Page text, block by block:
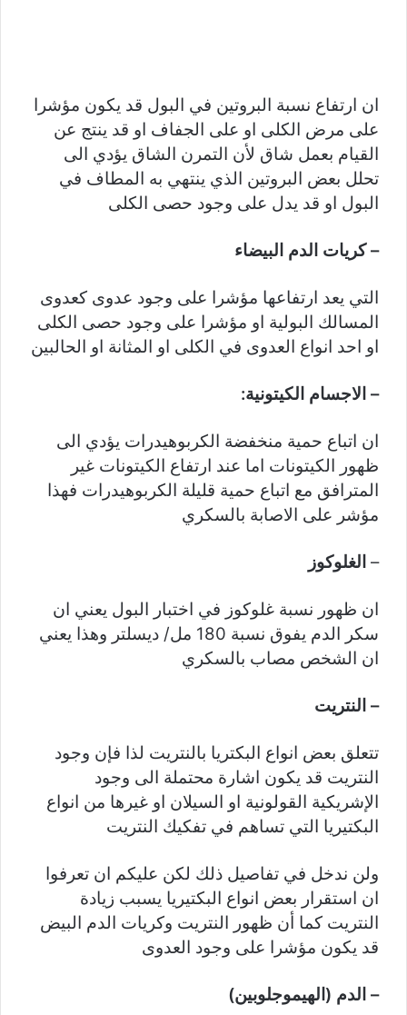
ان ارتفاع نسبة البروتين في البول قد يكون مؤشرا
على مرض الكلى او على الجفاف او قد ينتج عن
القيام بعمل شاق لأن التمرن الشاق يؤدي الى
تحلل بعض البروتين الذي ينتهي به المطاف في
البول او قد يدل على وجود حصى الكلى
– كريات الدم البيضاء
التي يعد ارتفاعها مؤشرا على وجود عدوى كعدوى
المسالك البولية او مؤشرا على وجود حصى الكلى
او احد انواع العدوى في الكلى او المثانة او الحالبين
– الاجسام الكيتونية:
ان اتباع حمية منخفضة الكربوهيدرات يؤدي الى
ظهور الكيتونات اما عند ارتفاع الكيتونات غير
المترافق مع اتباع حمية قليلة الكربوهيدرات فهذا
مؤشر على الاصابة بالسكري
– الغلوكوز
ان ظهور نسبة غلوكوز في اختبار البول يعني ان
سكر الدم يفوق نسبة 180 مل/ ديسلتر وهذا يعني
ان الشخص مصاب بالسكري
– النتريت
تتعلق بعض انواع البكتريا بالنتريت لذا فإن وجود
النتريت قد يكون اشارة محتملة الى وجود
الإشريكية القولونية او السيلان او غيرها من انواع
البكتيريا التي تساهم في تفكيك النتريت
ولن ندخل في تفاصيل ذلك لكن عليكم ان تعرفوا
ان استقرار بعض انواع البكتيريا يسبب زيادة
النتريت كما أن ظهور النتريت وكريات الدم البيض
قد يكون مؤشرا على وجود العدوى
– الدم (الهيموجلوبين)